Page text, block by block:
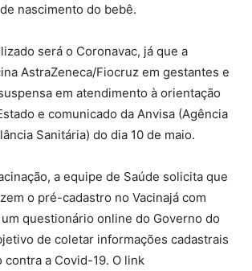
nascimento do bebê.
será o Coronavac, já que a
AstraZeneca/Fiocruz em gestantes e
em atendimento à orientação
e comunicado da Anvisa (Agência
Sanitária) do dia 10 de maio.
a equipe de Saúde solicita que
o pré-cadastro no Vacinajá com
questionário online do Governo do
de coletar informações cadastrais
contra a Covid-19. O link